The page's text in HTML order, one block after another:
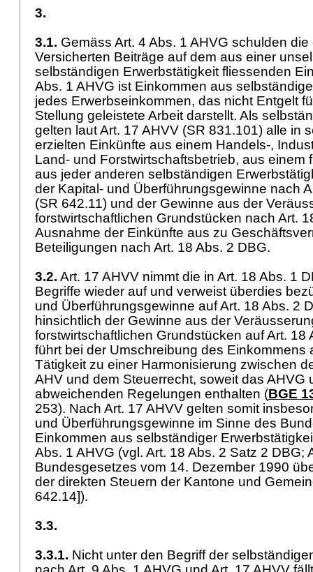
3.
3.1. Gemäss Art. 4 Abs. 1 AHVG schulden die
Versicherten Beiträge auf dem aus einer
selbständigen Erwerbstätigkeit fliessenden
Abs. 1 AHVG ist Einkommen aus
jedes Erwerbseinkommen, das nicht Entgelt
Stellung geleistete Arbeit darstellt. Als
gelten lautArt. 17 AHVV (SR 831.101) alle in
erzielten Einkünfte aus einem Handels-,
Land- und Forstwirtschaftsbetrieb, aus einem
aus jeder anderen selbständigen
der Kapital- und Überführungsgewinne nach
(SR 642.11) und der Gewinne aus der
forstwirtschaftlichen Grundstücken nach Art.
Ausnahme der Einkünfte aus zu
Beteiligungen nach Art. 18 Abs. 2 DBG.
3.2. Art. 17 AHVV nimmt die in Art. 18 Abs. 1
Begriffe wieder auf und verweist überdies
und Überführungsgewinne aufArt. 18 Abs. 2
hinsichtlich der Gewinne aus der
forstwirtschaftlichen Grundstücken aufArt. 18
führt bei der Umschreibung des Einkommens
Tätigkeit zu einer Harmonisierung zwischen
AHV und dem Steuerrecht, soweit das AHVG
abweichenden Regelungen enthalten (BGE
253). Nach Art. 17 AHVV gelten somit
und Überführungsgewinne im Sinne des
Einkommen aus selbständiger
Abs. 1 AHVG (vgl. Art. 18 Abs. 2 Satz 2 DBG;
Bundesgesetzes vom 14. Dezember 1990
der direkten Steuern der Kantone und
642.14]).
3.3.
3.3.1. Nicht unter den Begriff der